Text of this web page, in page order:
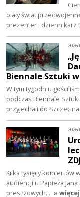
biały świat
prezenter i dziennikarz
Biennale Sztuki w
W tym tygodniu
podczas Biennale
przyjechali do
Kilka tysięcy koncertów
audiencji u Papieża
prestiżowych… » więcej